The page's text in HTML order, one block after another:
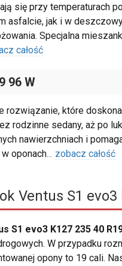
się przy temperaturach
asfalcie, jak i w
Specjalna
całość
96 W
rozwiązanie, które
rodzinne sedany, aż po
nawierzchniach i
oponach... zobacz całość
Ventus S1 evo3
S1 evo3 K127 235 40
W przypadku
opony to 19 cali.